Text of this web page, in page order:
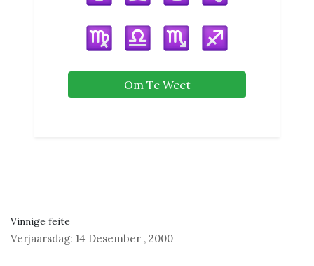
Om Te Weet
Vinnige feite
Verjaarsdag: 14 Desember , 2000